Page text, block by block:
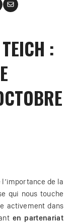
:
l’importance de la
qui nous touche
activement dans
en partenariat